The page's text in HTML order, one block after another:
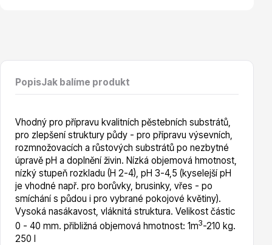
Azalky a rododendrony
PopisJak balíme produkt
Vhodný pro přípravu kvalitních pěstebních substrátů,
pro zlepšení struktury půdy - pro přípravu výsevních,
rozmnožovacích a růstových substrátů po nezbytné
úpravě pH a doplnění živin. Nízká objemová hmotnost,
nízký stupeň rozkladu (H 2-4), pH 3-4,5 (kyselejší pH
je vhodné např. pro borůvky, brusinky, vřes - po
smíchání s půdou i pro vybrané pokojové květiny).
Vysoká nasákavost, vláknitá struktura. Velikost částic
0 - 40 mm. přibližná objemová hmotnost: 1m3-210 kg.
250 l